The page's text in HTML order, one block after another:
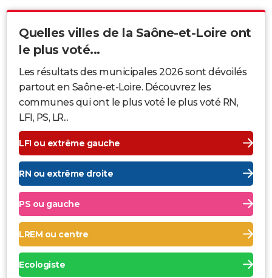
Quelles villes de la Saône-et-Loire ont
le plus voté...
Les résultats des municipales 2026 sont dévoilés
partout en Saône-et-Loire. Découvrez les
communes qui ont le plus voté le plus voté RN,
LFI, PS, LR...
LFI ou extrême gauche
RN ou extrême droite
PS ou gauche
LREM ou centre
Ecologiste